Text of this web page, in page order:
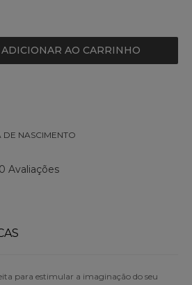
ADICIONAR AO CARRINHO
NASCIMENTO
0 Avaliações
para estimular a imaginação do seu